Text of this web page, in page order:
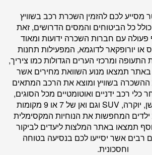
מסייע לכם להזמין השכרת רכב בשוויץ
כל הביטוחים והמסים הדרושים, זאת
עם חברות השכרה ידועות ומאוד
או יורופקאר לדוגמא, המפעילות תחנות
ומרכזי הערים הגדולות כמו ציריך,
באתר תמצאו מנוע השוואת מחירים אשר
בשוויץ ומוצא את הרכב המתאים
רכב ידניים ואוטומטיים מכל הסוגים,
לרבות רכבי סטיישן, יוקרה, SUV וגם ואן של 7 או 9 מקומות
המחפשות את הנוחיות המקסימלית
תמצאו באתר המלצות ליעדים לביקור
רבים אשר יסייעו לכם בנסיעה בטוחה
וחסכונית.